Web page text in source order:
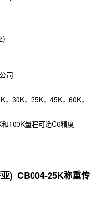
)
司
30K，35K，45K，60K，
100K量程可选C6精度
) CB004-25K称重传